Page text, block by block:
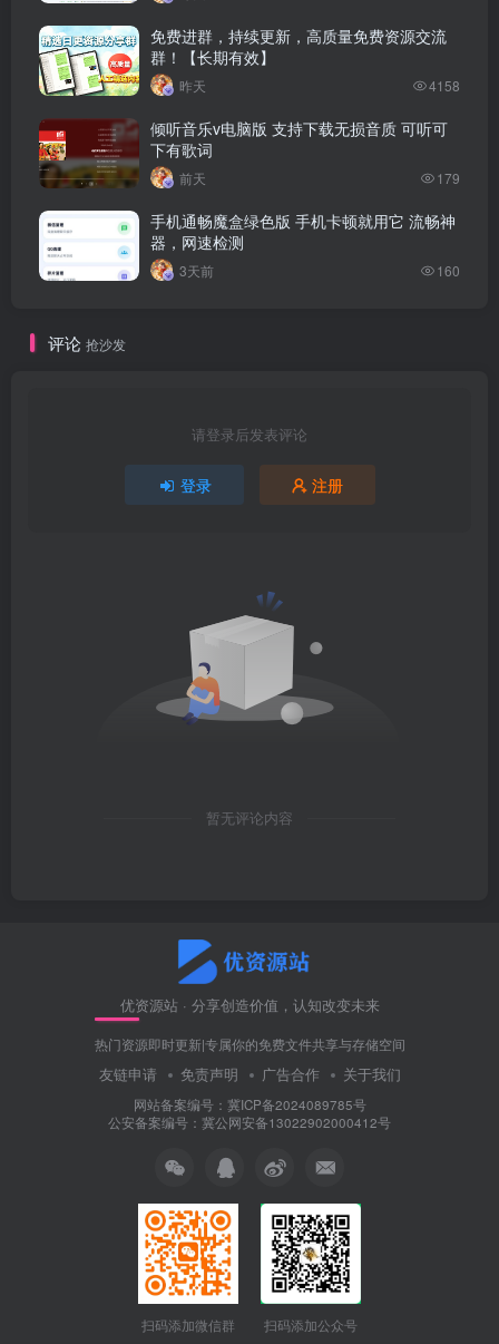
💾 资源下载
夸克网盘：https://pan.quark.cn/s/7227a27c4ee9
迅雷网盘：
https://pan.xunlei.com/s/VOtSSyu7d5_RYW1k40kZuRXJA1?
免费进群，持续更新，高质量免费资源交流
群！【长期有效】
昨天 4158
倾听音乐v电脑版 支持下载无损音质 可听可
下有歌词
前天 179
手机通畅魔盒绿色版 手机卡顿就用它 流畅神
器，网速检测
3天前 160
评论 抢沙发
请登录后发表评论
登录 注册
暂无评论内容
优资源站 · 分享创造价值，认知改变未来
热门资源即时更新|专属你的免费文件共享与存储空间
友链申请 免责声明 广告合作 关于我们
网站备案编号：冀ICP备2024089785号
公安备案编号：冀公网安备13022902000412号
扫码添加微信群 扫码添加公众号